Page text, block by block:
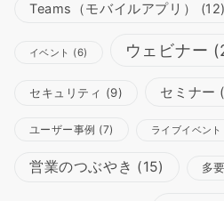
Teams（モバイルアプリ） (12)
イベント (6) ウェビナー
セキュリティ (9) セミナー
ユーザー事例 (7) ライブイベント
営業のつぶやき (15) 多